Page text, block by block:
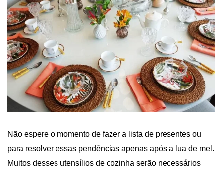
Não espere o momento de fazer a lista de presentes ou
para resolver essas pendências apenas após a lua de mel.
Muitos desses utensílios de cozinha serão necessários